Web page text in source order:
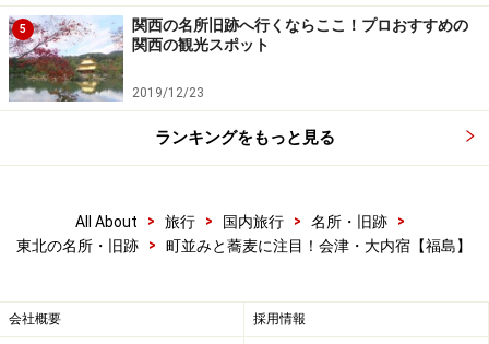
5
関西の名所旧跡へ行くならここ！プロおすすめの
関西の観光スポット
2019/12/23
ランキングをもっと見る
All About > 旅行 > 国内旅行 > 名所・旧跡
>
東北の名所・旧跡
> 町並みと蕎麦に注目！会津・大内宿【福島】
会社概要 採用情報